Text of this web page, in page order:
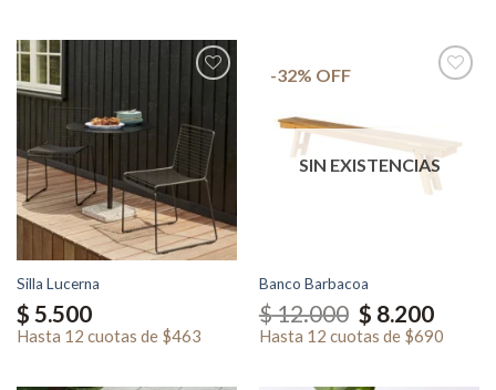
Silla Lucerna
$ 5.500
Hasta 12 cuotas de $463
-32% OFF
SIN EXISTENCIAS
Banco Barbacoa
$12.000
El
precio
original
era:
$ 8.200precio
actual
es:
Hasta 12 cuotas de $690